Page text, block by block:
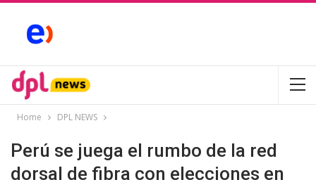
Home DPL NEWS
Perú se juega el rumbo de la red
dorsal de fibra con elecciones en